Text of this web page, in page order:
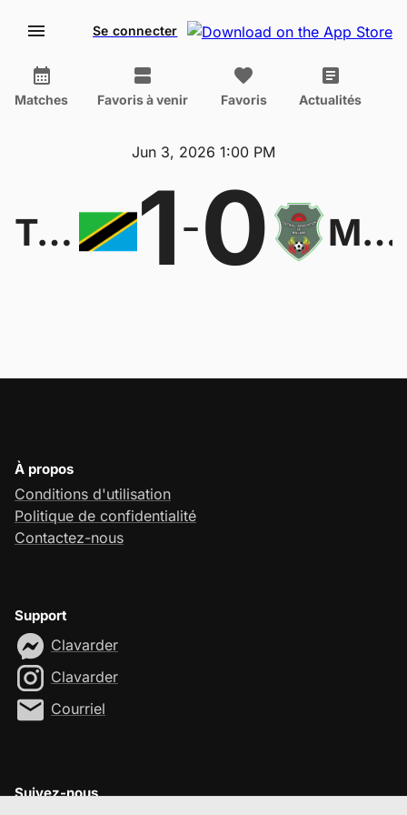
Se connecter
Matches Favoris à venir Favoris Actualités
Jun 3, 2026 1:00 PM
Tanzania W 1-0 Malawi W
À propos
Conditions d'utilisation
Politique de confidentialité
Contactez-nous
Support
Clavarder
Clavarder
Courriel
Suivez-nous